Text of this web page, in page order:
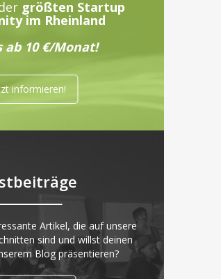
größten Startup
im Rheinland
ab 10 €/Monat!
informieren!
Artikel, die auf unsere
sind und willst deinen
Blog präsentieren?